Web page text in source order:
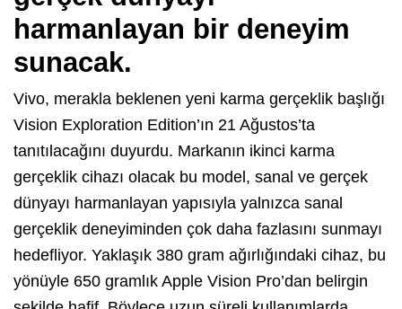
harmanlayan bir deneyim
sunacak.
Vivo, merakla beklenen yeni karma gerçeklik başlığı
Vision Exploration Edition’ın 21 Ağustos’ta
tanıtılacağını duyurdu. Markanın ikinci karma
gerçeklik cihazı olacak bu model, sanal ve gerçek
dünyayı harmanlayan yapısıyla yalnızca sanal
gerçeklik deneyiminden çok daha fazlasını sunmayı
hedefliyor. Yaklaşık 380 gram ağırlığındaki cihaz, bu
yönüyle 650 gramlık Apple Vision Pro’dan belirgin